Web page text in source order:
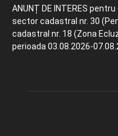
ANUNȚ DE INTERES
sector cadastral nr. 30
cadastral nr. 18 (Zona
perioada 03.08.2026-